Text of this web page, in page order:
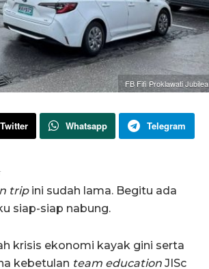
FB Fifi Proklawati Jubilea
Whatsapp Telegram
tripini sudah lama. Begitu ada
siap-siap nabung.
krisis ekonomi kayak gini serta
kebetulan team education JISc